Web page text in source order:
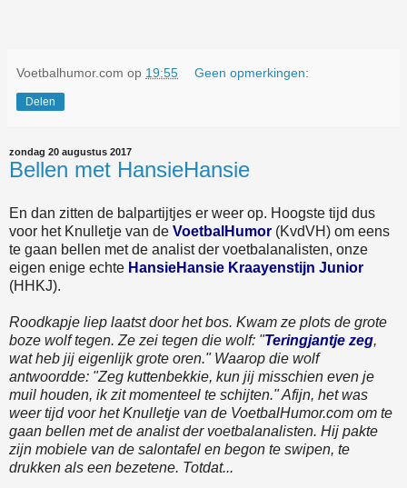
Voetbalhumor.com op 19:55 Geen opmerkingen:
Delen
zondag 20 augustus 2017
Bellen met HansieHansie
En dan zitten de balpartijtjes er weer op. Hoogste tijd dus
voor het Knulletje van de VoetbalHumor (KvdVH) om eens
te gaan bellen met de analist der voetbalanalisten, onze
eigen enige echte HansieHansie Kraayenstijn Junior
(HHKJ).
Roodkapje liep laatst door het bos. Kwam ze plots de grote
boze wolf tegen. Ze zei tegen die wolf: "Teringjantje zeg,
wat heb jij eigenlijk grote oren." Waarop die wolf
antwoordde: "Zeg kuttenbekkie, kun jij misschien even je
muil houden, ik zit momenteel te schijten." Afijn, het was
weer tijd voor het Knulletje van de VoetbalHumor.com om te
gaan bellen met de analist der voetbalanalisten. Hij pakte
zijn mobiele van de salontafel en begon te swipen, te
drukken als een bezetene. Totdat...